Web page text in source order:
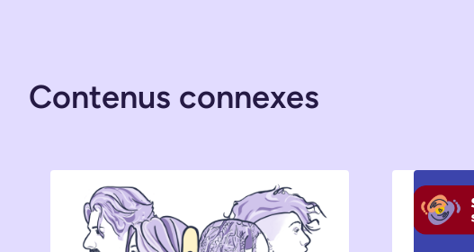
Contenus connexes